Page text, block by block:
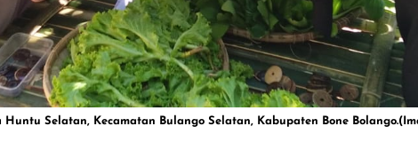
Selatan, Kecamatan Bulango Selatan, Kabupaten Bone